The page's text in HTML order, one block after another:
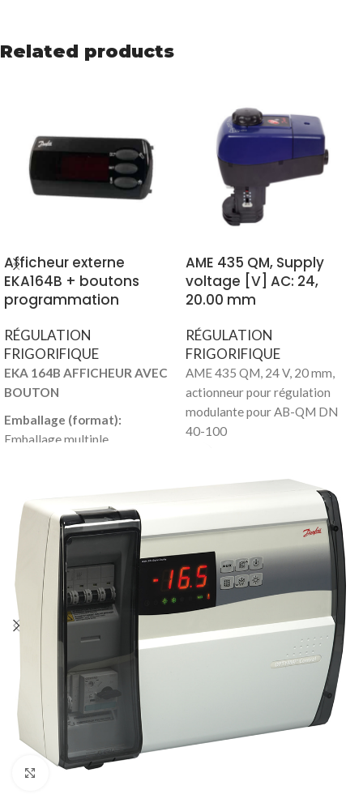
Related products
Afficheur externe
EKA164B + boutons
programmation
RÉGULATION
FRIGORIFIQUE
EKA 164B AFFICHEUR AVEC
BOUTON
Emballage (format):
Emballage multiple
AME 435 QM, Supply
voltage [V] AC: 24,
20.00 mm
RÉGULATION
FRIGORIFIQUE
AME 435 QM, 24 V, 20 mm,
actionneur pour régulation
modulante pour AB-QM DN
40-100
Click to enlarge